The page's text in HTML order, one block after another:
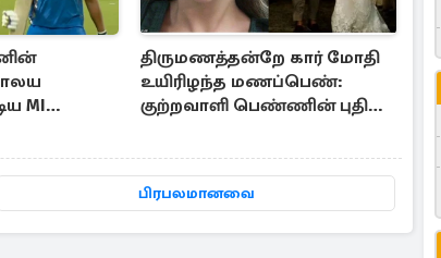
MI
திருமணத்தன்றே கார் மோதி
உயிரிழந்த மணப்பெண்:
குற்றவாளி பெண்ணின் புதிய
பிரபலமானவை